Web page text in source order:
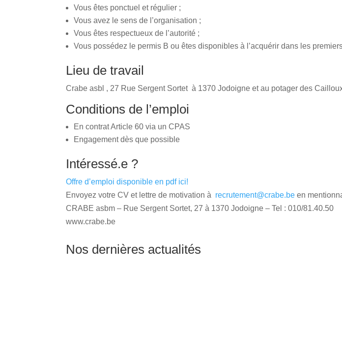
Vous êtes ponctuel et régulier ;
Vous avez le sens de l’organisation ;
Vous êtes respectueux de l’autorité ;
Vous possédez le permis B ou êtes disponibles à l’acquérir dans les
Lieu de travail
Crabe asbl , 27 Rue Sergent Sortet à 1370 Jodoigne et au potager des
Conditions de l’emploi
En contrat Article 60 via un CPAS
Engagement dès que possible
Intéressé.e ?
Offre d’emploi disponible en pdf ici!
Envoyez votre CV et lettre de motivation à recrutement@crabe.be en
CRABE asbm – Rue Sergent Sortet, 27 à 1370 Jodoigne – Tel : 010/81.40.50
www.crabe.be
Nos dernières actualités